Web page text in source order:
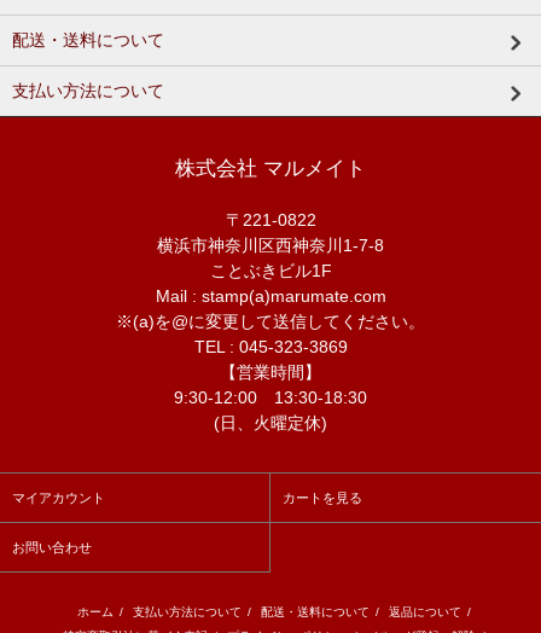
配送・送料について
支払い方法について
株式会社 マルメイト
〒221-0822
横浜市神奈川区西神奈川1-7-8
ことぶきビル1F
Mail : stamp(a)marumate.com
※(a)を@に変更して送信してください。
TEL : 045-323-3869
【営業時間】
9:30-12:00 13:30-18:30
(日、火曜定休)
マイアカウント カートを見る
お問い合わせ
ホーム / 支払い方法について / 配送・送料について / 返品について /